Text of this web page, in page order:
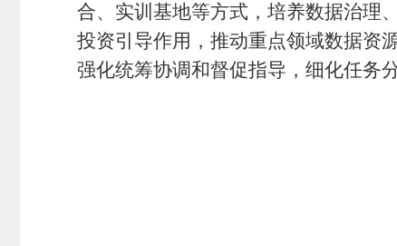
合、实训基地等方式，培养数据治理
投资引导作用，推动重点领域数据资
强化统筹协调和督促指导，细化任务